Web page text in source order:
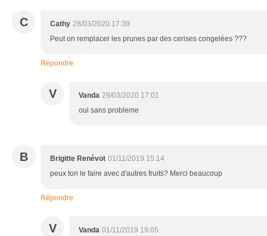
C Cathy 28/03/2020 17:39
Peut on remplacer les prunes par des cerises congelées ???
Répondre
V Vanda 29/03/2020 17:01
oui sans probleme
B Brigitte Renévot 01/11/2019 15:14
peux ton le faire avec d'autres fruits? Merci beaucoup
Répondre
V Vanda 01/11/2019 19:05